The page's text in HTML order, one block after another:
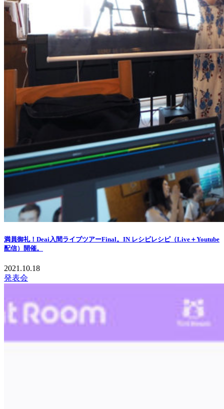
満員御礼！Deai入間ライブツアーFinal。IN レシピレシピ（Live＋Youtube
配信）開催。
2021.10.18
発表会